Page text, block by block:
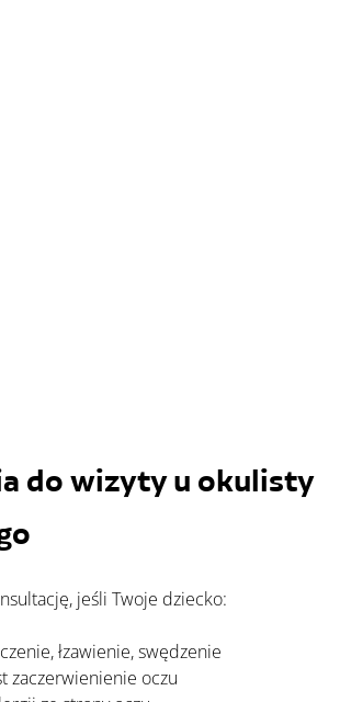
do wizyty u okulisty
jeśli Twoje dziecko:
łzawienie, swędzenie
zaczerwienienie oczu